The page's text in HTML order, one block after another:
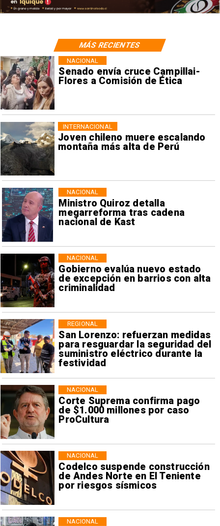
Senado envía cruce Campillai-
Flores a Comisión de Ética
NACIONAL
Joven chileno muere escalando
montaña más alta de Perú
INTERNACIONAL
Ministro Quiroz detalla
megarreforma tras cadena
nacional de Kast
NACIONAL
Gobierno evalúa nuevo estado
de excepción en barrios con alta
criminalidad
NACIONAL
San Lorenzo: refuerzan medidas
para resguardar la seguridad del
suministro eléctrico durante la
festividad
REGIONAL
Corte Suprema confirma pago
de $1.000 millones por caso
ProCultura
NACIONAL
Codelco suspende construcción
de Andes Norte en El Teniente
por riesgos sísmicos
NACIONAL
NACIONAL
MÁS RECIENTES